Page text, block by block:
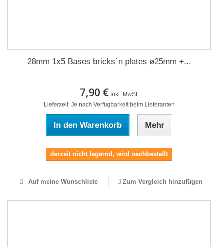
28mm 1x5 Bases bricks´n plates ø25mm +...
7,90 € inkl. MwSt.
Lieferzeit: Je nach Verfügbarkeit beim Lieferanten
In den Warenkorb Mehr
derzeit nicht lagernd, wird nachbestellt
Auf meine Wunschliste Zum Vergleich hinzufügen